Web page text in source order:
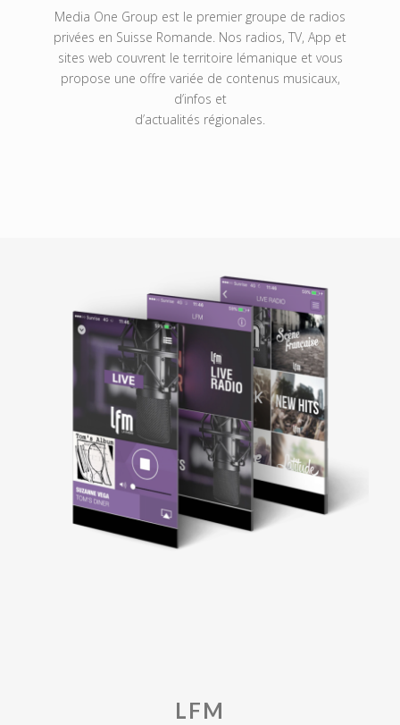
Media One Group est le premier groupe de radios
privées en Suisse Romande. Nos radios, TV, App et
sites web couvrent le territoire lémanique et vous
propose une offre variée de contenus musicaux,
d’infos et
d’actualités régionales.
LFM